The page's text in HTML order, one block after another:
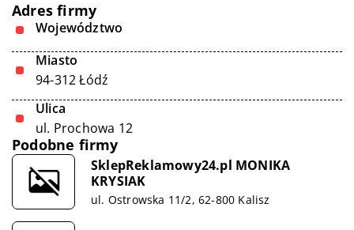
Adres firmy
Województwo
Miasto
94-312 Łódź
Ulica
ul. Prochowa 12
Podobne firmy
SklepReklamowy24.pl MONIKA
KRYSIAK
ul. Ostrowska 11/2, 62-800 Kalisz